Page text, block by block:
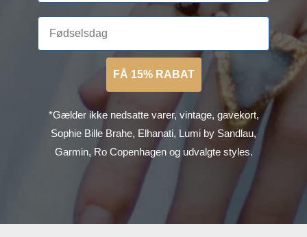
FÅ 15% RABAT
*Gælder ikke nedsatte varer, vintage, gavekort,
Sophie Bille Brahe, Elhanati, Lumi by Sandlau,
Garmin, Ro Copenhagen og udvalgte styles.